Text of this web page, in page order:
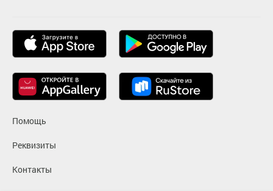
Помощь
Реквизиты
Контакты